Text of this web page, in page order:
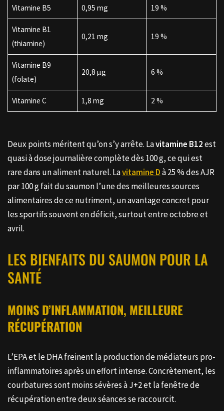
Vitamine B5 0,95 mg 19 %
Vitamine B1
(thiamine)
0,21 mg 19 %
Vitamine B9
(folate)
20,8 µg 6 %
Vitamine C 1,8 mg 2 %
Deux points méritent qu’on s’y arrête. Lavitamine B12est
quasi à dose journalière complète dès 100 g, ce qui est
rare dans un aliment naturel. Lavitamine Dà 25 % des AJR
par 100 g fait du saumon l’une des meilleures sources
alimentaires de ce nutriment, un avantage concret pour
les sportifs souvent en déficit, surtout entre octobre et
avril.
LES BIENFAITS DU SAUMON POUR LA
SANTÉ
MOINS D’INFLAMMATION, MEILLEURE
RÉCUPÉRATION
L’EPA et le DHA freinent la production de médiateurs pro-
inflammatoires après un effort intense. Concrètement, les
courbatures sont moins sévères à J+2 et la fenêtre de
récupération entre deux séances se raccourcit.